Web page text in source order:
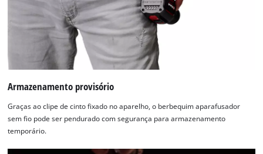
technologies
Powered
by
Usercentrics
Management
Platform
Armazenamento provisório
Graças ao clipe de cinto fixado no aparelho, o berbequim aparafusador
sem fio pode ser pendurado com segurança para armazenamento
temporário.